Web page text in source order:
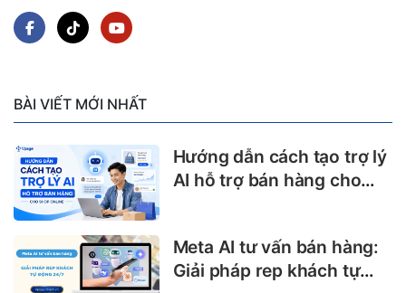
BÀI VIẾT MỚI NHẤT
Hướng dẫn cách tạo trợ lý
AI hỗ trợ bán hàng cho
Meta AI tư vấn bán hàng:
Giải pháp rep khách tự